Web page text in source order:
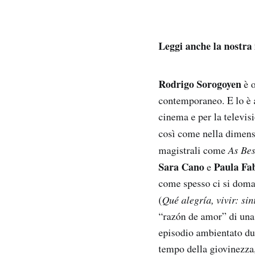
Leggi anche la
Rodrigo Sorogoyenè
contemporaneo. E lo
cinema e per la
così come nella
magistrali comeAs
Sara CanoePaula
come spesso ci si
(Qué alegría, vivir:
“razón de amor” di
episodio ambientato
tempo della